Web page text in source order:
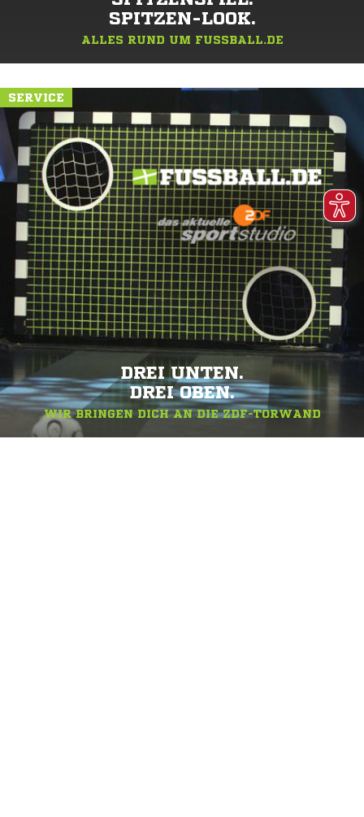
SPITZEN-LOOK.
ALLES RUND UM FUSSBALL.DE
SERVICE
DREI UNTEN.
DREI OBEN.
WIR BRINGEN DICH AN DIE ZDF-TORWAND